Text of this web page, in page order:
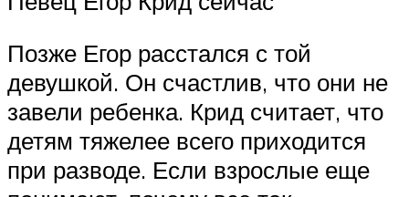
Позже Егор расстался с той
девушкой. Он счастлив, что они не
завели ребенка. Крид считает, что
детям тяжелее всего приходится
при разводе. Если взрослые еще